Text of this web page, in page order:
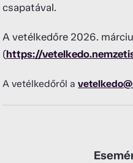
csapatával.
A vetélkedőre 2026.
(https://
A vetélkedőről a